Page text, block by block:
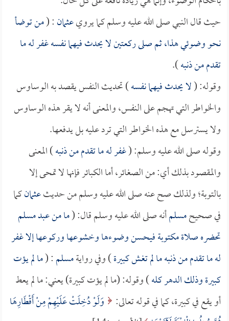
حيث قال النبي صلى الله عليه وسلم كما يرويعثمان: (من توضأ
نحو وضوئي هذا، ثم صلى ركعتين لا يحدث فيهما نفسه غفر له ما
تقدم من ذنبه).
وقوله: (لا يحدث فيهما نفسه) تحديث النفس يقصد به الوساوس
والخواطر التي تهجم على النفس، والمعنى أنه لا يقر هذه الوساوس
ولا يسترسل مع هذه الخواطر التي ترد عليه بل يدفعها.
وقوله صلى الله عليه وسلم: (غفر له ما تقدم من ذنبه) المعنى
والمقصود بذلك أي: من الصغائر، أما الكبائر فإنها لا تمحى إلا
بالتوبة؛ ولذلك صح عنه صلى الله عليه وسلم من حديثعثمانكما
في صحيحمسلمأنه صلى الله عليه وسلم قال: (ما من عبد مسلم
تحضره صلاة مكتوبة فيحسن وضوءها وخشوعها وركوعها إلا غفر
له ما تقدم من ذنبه ما لم تغش كبيرة) وفي روايةمسلم: (ما لم يؤت
كبيرة وذلك الدهر كله) وقوله: (ما لم يؤت كبيرة) يعني: ما لم يعط
أو يقع في كبيرة، كما في قوله تعالى:
وَلَوْ دُخِلَتْ عَلَيْهِمْ مِنْ أَقْطَارِهَا